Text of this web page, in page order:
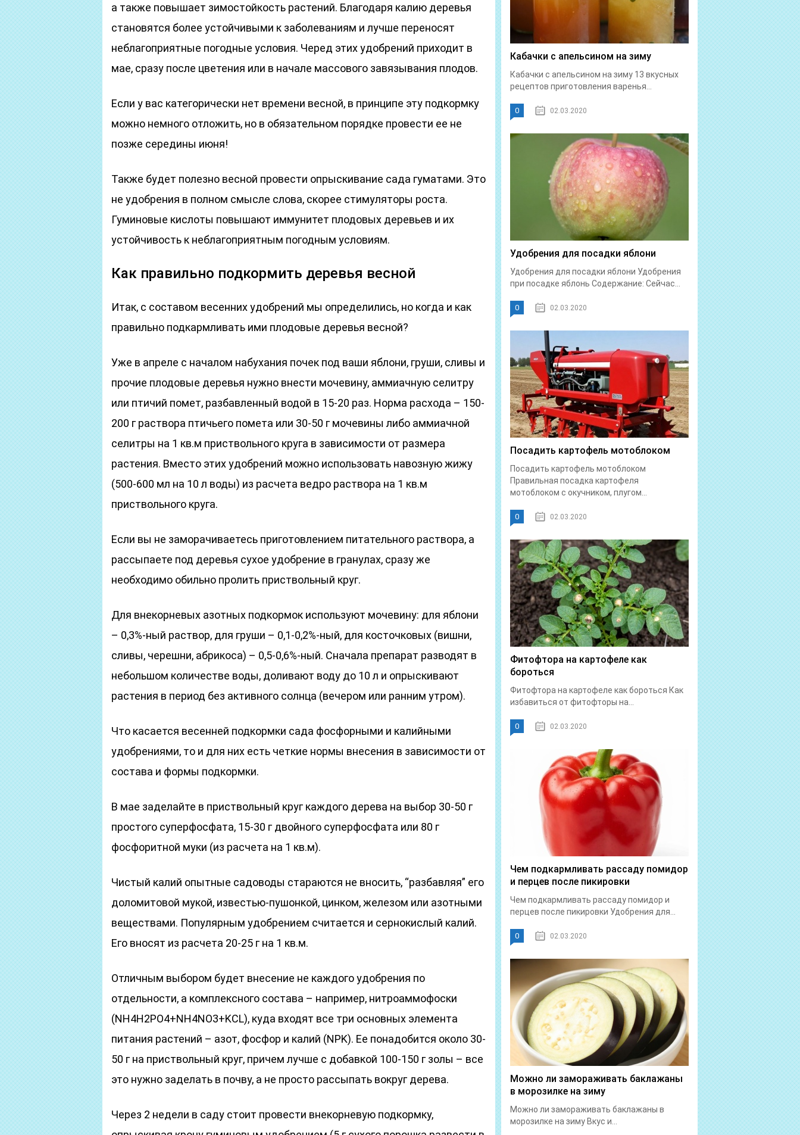
а также повышает зимостойкость растений. Благодаря калию деревья
становятся более устойчивыми к заболеваниям и лучше переносят
неблагоприятные погодные условия. Черед этих удобрений приходит в
мае, сразу после цветения или в начале массового завязывания плодов.
Если у вас категорически нет времени весной, в принципе эту подкормку
можно немного отложить, но в обязательном порядке провести ее не
позже середины июня!
Также будет полезно весной провести опрыскивание сада гуматами. Это
не удобрения в полном смысле слова, скорее стимуляторы роста.
Гуминовые кислоты повышают иммунитет плодовых деревьев и их
устойчивость к неблагоприятным погодным условиям.
Как правильно подкормить деревья весной
Итак, с составом весенних удобрений мы определились, но когда и как
правильно подкармливать ими плодовые деревья весной?
Уже в апреле с началом набухания почек под ваши яблони, груши, сливы и
прочие плодовые деревья нужно внести мочевину, аммиачную селитру
или птичий помет, разбавленный водой в 15-20 раз. Норма расхода – 150-
200 г раствора птичьего помета или 30-50 г мочевины либо аммиачной
селитры на 1 кв.м приствольного круга в зависимости от размера
растения. Вместо этих удобрений можно использовать навозную жижу
(500-600 мл на 10 л воды) из расчета ведро раствора на 1 кв.м
приствольного круга.
Если вы не заморачиваетесь приготовлением питательного раствора, а
рассыпаете под деревья сухое удобрение в гранулах, сразу же
необходимо обильно пролить приствольный круг.
Для внекорневых азотных подкормок используют мочевину: для яблони
– 0,3%-ный раствор, для груши – 0,1-0,2%-ный, для косточковых (вишни,
сливы, черешни, абрикоса) – 0,5-0,6%-ный. Сначала препарат разводят в
небольшом количестве воды, доливают воду до 10 л и опрыскивают
растения в период без активного солнца (вечером или ранним утром).
Что касается весенней подкормки сада фосфорными и калийными
удобрениями, то и для них есть четкие нормы внесения в зависимости от
состава и формы подкормки.
В мае заделайте в приствольный круг каждого дерева на выбор 30-50 г
простого суперфосфата, 15-30 г двойного суперфосфата или 80 г
фосфоритной муки (из расчета на 1 кв.м).
Чистый калий опытные садоводы стараются не вносить, “разбавляя” его
доломитовой мукой, известью-пушонкой, цинком, железом или азотными
веществами. Популярным удобрением считается и сернокислый калий.
Его вносят из расчета 20-25 г на 1 кв.м.
Отличным выбором будет внесение не каждого удобрения по
отдельности, а комплексного состава – например, нитроаммофоски
(NH4H2PO4+NH4NO3+KCL), куда входят все три основных элемента
питания растений – азот, фосфор и калий (NPK). Ее понадобится около 30-
50 г на приствольный круг, причем лучше с добавкой 100-150 г золы – все
это нужно заделать в почву, а не просто рассыпать вокруг дерева.
Через 2 недели в саду стоит провести внекорневую подкормку,
Кабачки с апельсином на зиму
Кабачки с апельсином на зиму 13 вкусных
рецептов приготовления варенья...
0 02.03.2020
Удобрения для посадки яблони
Удобрения для посадки яблони Удобрения
при посадке яблонь Содержание: Сейчас...
0 02.03.2020
Посадить картофель мотоблоком
Посадить картофель мотоблоком
Правильная посадка картофеля
мотоблоком с окучником, плугом...
0 02.03.2020
Фитофтора на картофеле как
бороться
Фитофтора на картофеле как бороться Как
избавиться от фитофторы на...
0 02.03.2020
Чем подкармливать рассаду помидор
и перцев после пикировки
Чем подкармливать рассаду помидор и
перцев после пикировки Удобрения для...
0 02.03.2020
Можно ли замораживать баклажаны
в морозилке на зиму
Можно ли замораживать баклажаны в
морозилке на зиму Вкус и...